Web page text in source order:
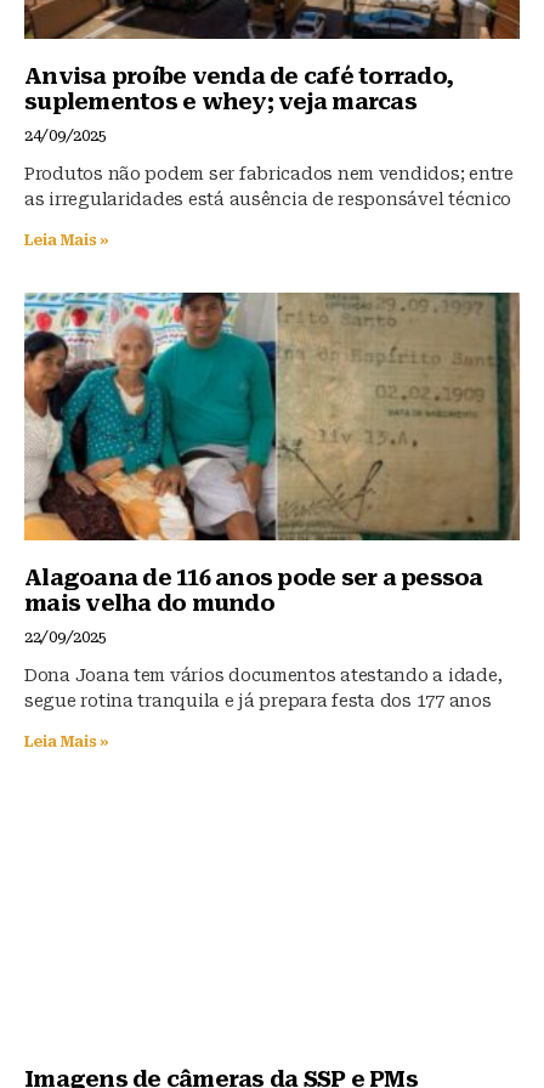
Anvisa proíbe venda de café torrado,
suplementos e whey; veja marcas
24/09/2025
Produtos não podem ser fabricados nem vendidos; entre
as irregularidades está ausência de responsável técnico
Leia Mais »
Alagoana de 116 anos pode ser a pessoa
mais velha do mundo
22/09/2025
Dona Joana tem vários documentos atestando a idade,
segue rotina tranquila e já prepara festa dos 177 anos
Leia Mais »
Imagens de câmeras da SSP e PMs